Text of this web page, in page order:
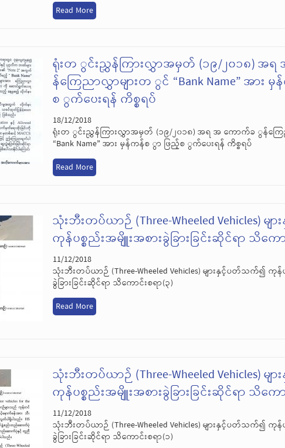
Read More
ရုံးတ ွင်းညွှန်ကြားလွှာအမှတ် (၁၉/၂၀၁၈) အ
န်ကြေညာလွှာများတ ွင် “Bank Name” အား
စ ွက်ပေးရန် ကိစ္စရပ်
18/12/2018
ရုံးတ ွင်းညွှန်ကြားလွှာအမှတ် (၁၉/၂၀၁၈) အရ အ ကောက်ခ ွန်ကြ
“Bank Name” အား မှန်ကန်စ ွာ ဖြည့်စ ွက်ပေးရန် ကိစ္စရပ်
Read More
သုံးဘီးတပ်ယာဉ် (Three-Wheeled Vehicles)
ကုန်ပစ္စည်းအမျိူးအစားခွဲခြားခြင်းဆိုင်ရာ သိကေ
11/12/2018
သုံးဘီးတပ်ယာဉ် (Three-Wheeled Vehicles) များနှင့်ပတ်သက်၍ ကုန်
ခွဲခြားခြင်းဆိုင်ရာ သိကောင်းစရာ(၃)
Read More
သုံးဘီးတပ်ယာဉ် (Three-Wheeled Vehicles)
ကုန်ပစ္စည်းအမျိူးအစားခွဲခြားခြင်းဆိုင်ရာ သိကေ
11/12/2018
သုံးဘီးတပ်ယာဉ် (Three-Wheeled Vehicles) များနှင့်ပတ်သက်၍ ကုန်
ခွဲခြားခြင်းဆိုင်ရာ သိကောင်းစရာ(၁)